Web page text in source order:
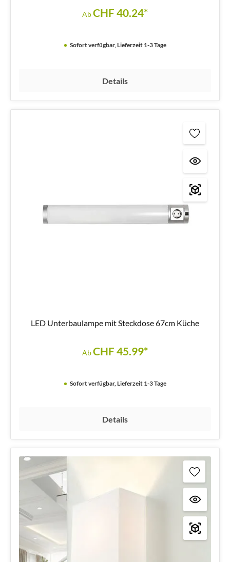
AbCHF 40.24*
Sofort verfügbar, Lieferzeit 1-3 Tage
Details
LED Unterbaulampe mit Steckdose 67cm Küche
AbCHF 45.99*
Sofort verfügbar, Lieferzeit 1-3 Tage
Details